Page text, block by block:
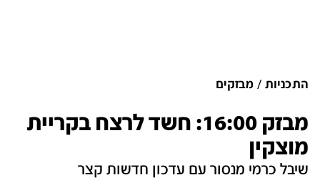
התכניות מבזקים
מבזק 16:00: חשד לרצח בקריית
מוצקין
שיבל כרמי מנסור עם עדכון חדשות קצר